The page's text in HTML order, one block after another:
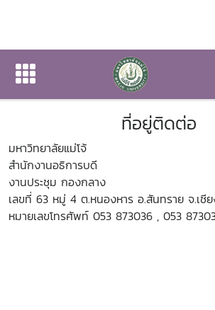
ที่อยู่ติดต่อ
เกี่ยวกับหน่วยงาน ที่อยู่ติดต่อ
ที่อยู่ติดต่อ
มหาวิทยาลัยแม่โจ้
สำนักงานอธิการบดี
งานประชุม กองกลาง
เลขที่ 63 หมู่ 4 ต.หนองหาร อ.สันทราย จ.เชี
หมายเลขโทรศัพท์ 053 873036 , 053